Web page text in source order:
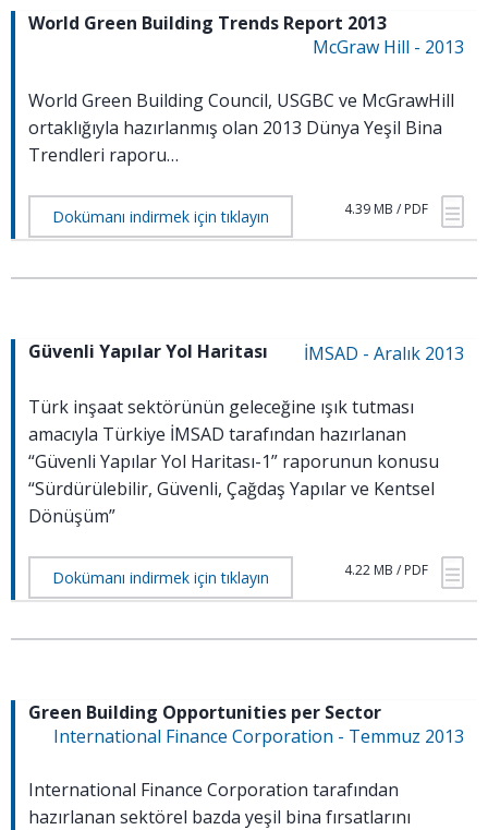
World Green Building Trends Report 2013
McGraw Hill - 2013
World Green Building Council, USGBC ve McGrawHill
ortaklığıyla hazırlanmış olan 2013 Dünya Yeşil Bina
Trendleri raporu…
Dokümanı indirmek için tıklayın 4.39 MB / PDF
Güvenli Yapılar Yol Haritası İMSAD - Aralık 2013
Türk inşaat sektörünün geleceğine ışık tutması
amacıyla Türkiye İMSAD tarafından hazırlanan
“Güvenli Yapılar Yol Haritası-1” raporunun konusu
“Sürdürülebilir, Güvenli, Çağdaş Yapılar ve Kentsel
Dönüşüm”
Dokümanı indirmek için tıklayın 4.22 MB / PDF
Green Building Opportunities per Sector
International Finance Corporation - Temmuz 2013
International Finance Corporation tarafından
hazırlanan sektörel bazda yeşil bina fırsatlarını